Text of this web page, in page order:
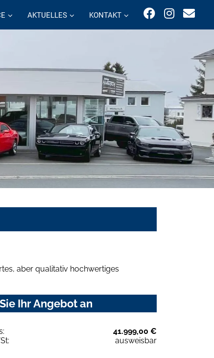
AKTUELLES KONTAKT
aber qualitativ hochwertiges
Ihr Angebot an
41.999,00 €
ausweisbar